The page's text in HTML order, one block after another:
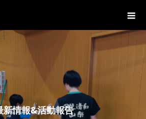
新情報&活動報告